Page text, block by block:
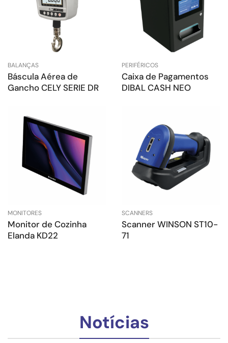
BALANÇAS
Báscula Aérea de
Gancho CELY SERIE DR
PERIFÉRICOS
Caixa de Pagamentos
DIBAL CASH NEO
MONITORES
Monitor de Cozinha
Elanda KD22
SCANNERS
Scanner WINSON ST10-
71
Notícias